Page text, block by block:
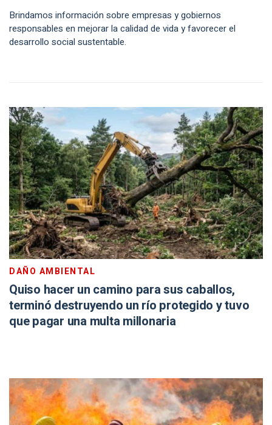
Brindamos información sobre empresas y gobiernos
responsables en mejorar la calidad de vida y favorecer el
desarrollo social sustentable.
DAÑO AMBIENTAL
Quiso hacer un camino para sus caballos,
terminó destruyendo un río protegido y tuvo
que pagar una multa millonaria